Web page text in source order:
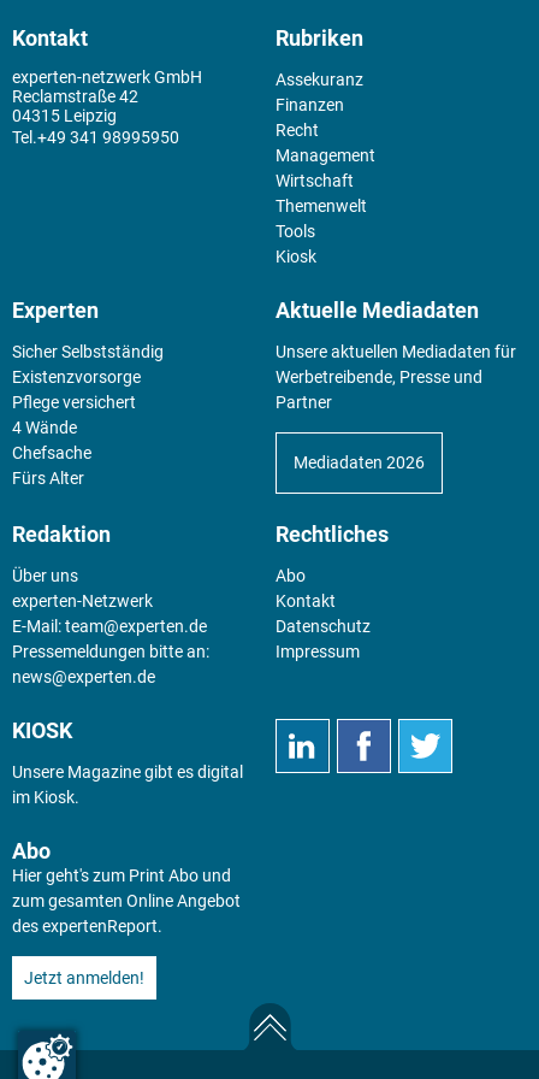
Kontakt
experten-netzwerk GmbH
Reclamstraße 42
04315 Leipzig
+49 341 98995950
Rubriken
Assekuranz
Finanzen
Recht
Management
Wirtschaft
Themenwelt
Tools
Kiosk
Experten
Sicher Selbstständig
Existenz­vorsorge
Pflege versichert
4 Wände
Chefsache
Fürs Alter
Aktuelle Mediadaten
Unsere aktuellen Mediadaten für
Werbetreibende, Presse und
Partner
Mediadaten 2026
Redaktion
Über uns
experten-Netzwerk
E-Mail:team@experten.de
Pressemeldungen bitte an:
news@experten.de
Rechtliches
Abo
Kontakt
Datenschutz
Impressum
KIOSK
Unsere Magazine gibt es digital
im Kiosk.
Abo
Hier geht's zum Print Abo und
zum gesamten Online Angebot
des expertenReport.
Jetzt anmelden!